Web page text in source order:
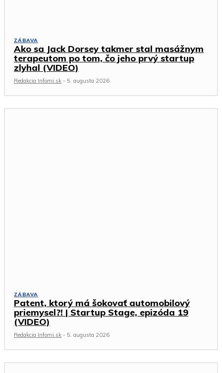
ZÁBAVA
Ako sa Jack Dorsey takmer stal masážnym
terapeutom po tom, čo jeho prvý startup
zlyhal (VIDEO)
Redakcia Infomi.sk - 5. augusta 2026
ZÁBAVA
Patent, ktorý má šokovať automobilový
priemysel?! | Startup Stage, epizóda 19
(VIDEO)
Redakcia Infomi.sk - 5. augusta 2026